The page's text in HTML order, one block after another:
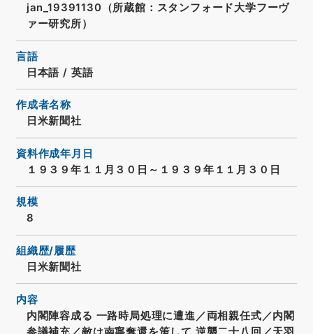
jan_19391130（所蔵館：スタンフォード大学フーヴ
ァー研究所）
言語
日本語 / 英語
作成者名称
日米新聞社
資料作成年月日
１９３９年１１月３０日～１９３９年１１月３０日
規模
8
組織歴/履歴
日米新聞社
内容
内閣陣容成る 一路時局処理に遭進／両相親任式／内閣